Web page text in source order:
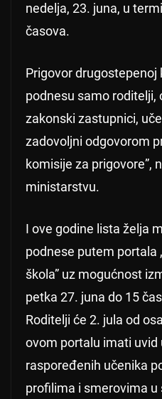
nedelja, 23. juna, u
časova.
Prigovor drugostepenoj
podnesu samo roditelji,
zakonski zastupnici,
zadovoljni odgovorom
komisije za prigovore”,
ministarstvu.
I ove godine lista želja
podnese putem portala
škola” uz mogućnost
petka 27. juna do 15
Roditelji će 2. jula od
ovom portalu imati uvid
raspoređenih učenika
profilima i smerovima u